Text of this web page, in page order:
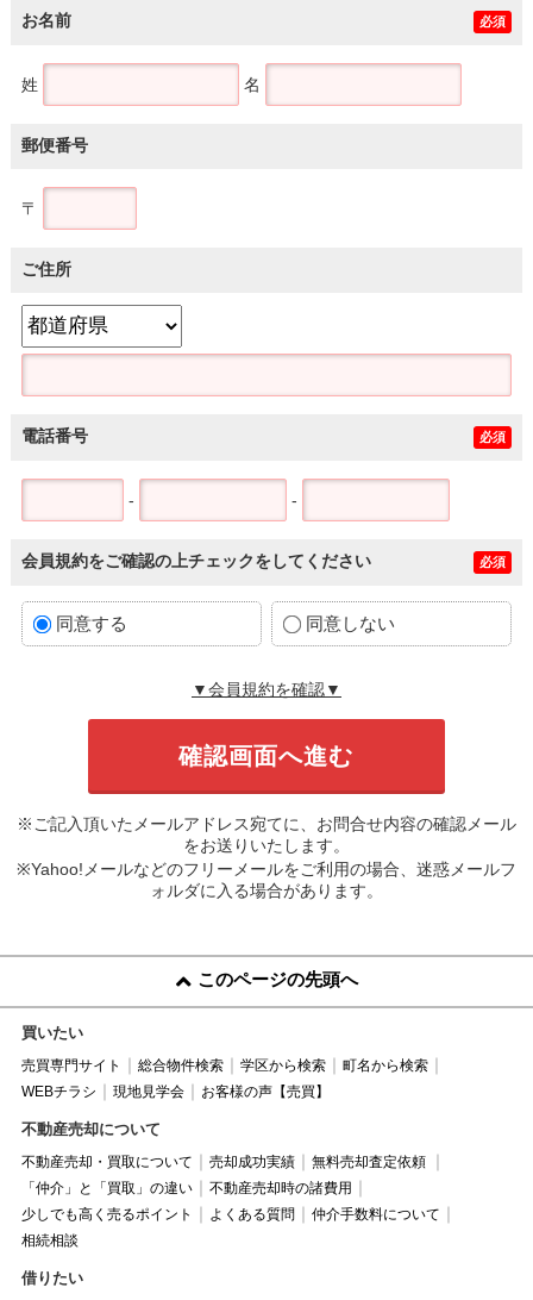
お名前 必須
姓 名
郵便番号
〒
ご住所
電話番号 必須
- -
会員規約をご確認の上チェックをしてください 必須
同意する 同意しない
▼会員規約を確認▼
※ご記入頂いたメールアドレス宛てに、お問合せ内容の確認メール
をお送りいたします。
※Yahoo!メールなどのフリーメールをご利用の場合、迷惑メールフ
ォルダに入る場合があります。
このページの先頭へ
買いたい
売買専門サイト 総合物件検索 学区から検索
町名から検索
WEBチラシ
現地見学会 お客様の声【売買】
不動産売却について
不動産売却・買取について 売却成功実績
無料売却査定依頼
「仲介」と「買取」の違い
不動産売却時の諸費用
少しでも高く売るポイント
よくある質問
仲介手数料について
相続相談
借りたい